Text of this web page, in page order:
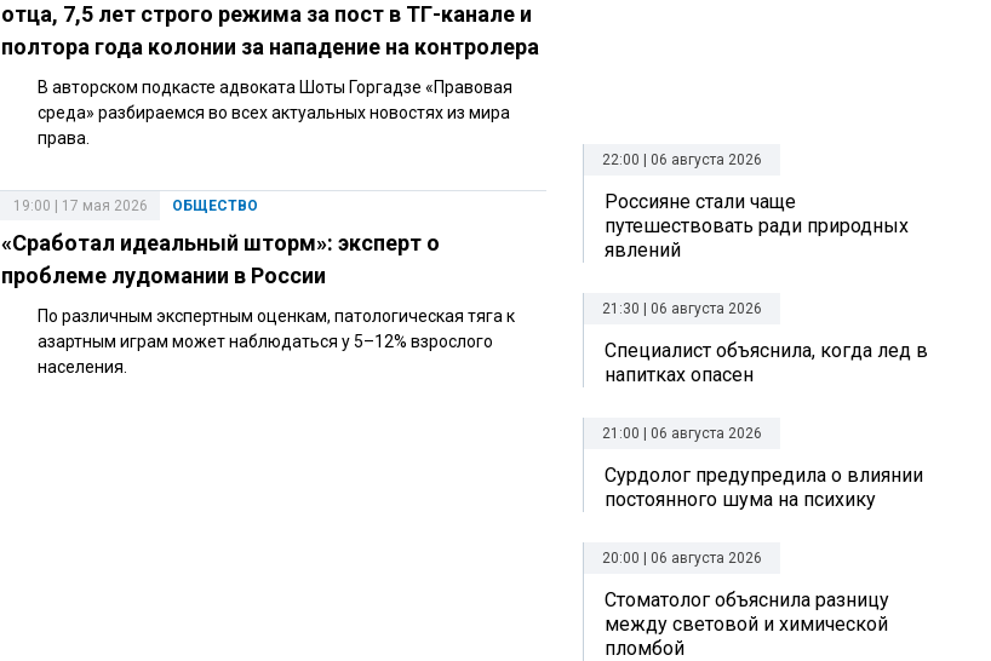
отца, 7,5 лет строго режима за пост в ТГ-канале и
полтора года колонии за нападение на контролера
В авторском подкасте адвоката Шоты Горгадзе «Правовая
среда» разбираемся во всех актуальных новостях из мира
права.
ОБЩЕСТВО
19:00 | 17 мая 2026
«Сработал идеальный шторм»: эксперт о
проблеме лудомании в России
По различным экспертным оценкам, патологическая тяга к
азартным играм может наблюдаться у 5–12% взрослого
населения.
22:00 | 06 августа 2026
Россияне стали чаще
путешествовать ради природных
явлений
21:30 | 06 августа 2026
Специалист объяснила, когда лед в
напитках опасен
21:00 | 06 августа 2026
Сурдолог предупредила о влиянии
постоянного шума на психику
20:00 | 06 августа 2026
Стоматолог объяснила разницу
между световой и химической
пломбой